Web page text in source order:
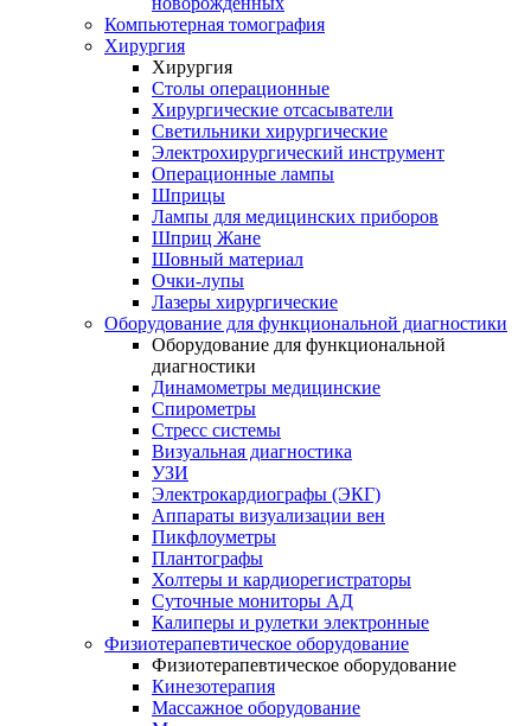
Компьютерная томография
Хирургия
Хирургия
Столы операционные
Хирургические отсасыватели
Светильники хирургические
Электрохирургический инструмент
Операционные лампы
Шприцы
Лампы для медицинских приборов
Шприц Жане
Шовный материал
Очки-лупы
Лазеры хирургические
Оборудование для функциональной диагностики
Оборудование для функциональной
диагностики
Динамометры медицинские
Спирометры
Стресс системы
Визуальная диагностика
УЗИ
Электрокардиографы (ЭКГ)
Аппараты визуализации вен
Пикфлоуметры
Плантографы
Холтеры и кардиорегистраторы
Суточные мониторы АД
Калиперы и рулетки электронные
Физиотерапевтическое оборудование
Физиотерапевтическое оборудование
Кинезотерапия
Массажное оборудование